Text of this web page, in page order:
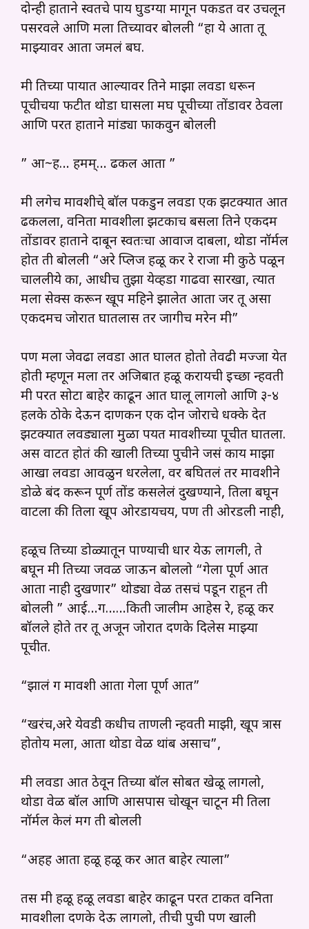
दोन्ही हाताने स्वतचे पाय घुडग्या मागून पकडत वर उचलून
पसरवले आणि मला तिच्यावर बोलली “हा ये आता तू
माझ्यावर आता जमलं बघ.
मी तिच्या पायात आल्यावर तिने माझा लवडा धरून
पूचीचया फटीत थोडा घासला मघ पूचीच्या तोंडावर ठेवला
आणि परत हाताने मांड्या फाकवुन बोलली
” आ~ह… हमम्… ढकल आता ”
मी लगेच मावशीचे् बॉल पकडुन लवडा एक झटक्यात आत
ढकलला, वनिता मावशीला झटकाच बसला तिने एकदम
तोंडावर हाताने दाबून स्वतःचा आवाज दाबला, थोडा नॉर्मल
होत ती बोलली “अरे प्लिज हळू कर रे राजा मी कुठे पळून
चाललीये का, आधीच तुझा येव्हडा गाढवा सारखा, त्यात
मला सेक्स करून खूप महिने झालेत आता जर तू असा
एकदमच जोरात घातलास तर जागीच मरेन मी”
पण मला जेवढा लवडा आत घालत होतो तेवढी मज्जा येत
होती म्हणून मला तर अजिबात हळू करायची इच्छा न्हवती
मी परत सोटा बाहेर काढून आत घालू लागलो आणि ३-४
हलके ठोके देऊन दाणकन एक दोन जोराचे धक्के देत
झटक्यात लवड्याला मुळा पर्यंत मावशीच्या पूचीत घातला.
अस वाटत होतं की खाली तिच्या पुचीने जसं काय माझा
आखा लवडा आवळुन धरलेला, वर बघितलं तर मावशीने
डोळे बंद करून पूर्ण तोंड कसलेलं दुखण्याने, तिला बघून
वाटला की तिला खूप ओरडायचय, पण ती ओरडली नाही,
हळूच तिच्या डोळ्यातून पाण्याची धार येऊ लागली, ते
बघून मी तिच्या जवळ जाऊन बोललो “गेला पूर्ण आत
आता नाही दुखणार” थोड्या वेळ तसचं पडून राहून ती
बोलली ” आई…ग……किती जालीम आहेस रे, हळू कर
बॉलले होते तर तू अजून जोरात दणके दिलेस माझ्या
पूचीत.
“झालं ग मावशी आता गेला पूर्ण आत”
“खरंच,अरे येवडी कधीच ताणली न्हवती माझी, खूप त्रास
होतोय मला, आता थोडा वेळ थांब असाच”,
मी लवडा आत ठेवून तिच्या बॉल सोबत खेळू लागलो,
थोडा वेळ बॉल आणि आसपास चोखून चाटून मी तिला
नॉर्मल केलं मग ती बोलली
“अहह आता हळू हळू कर आत बाहेर त्याला”
तस मी हळू हळू लवडा बाहेर काढून परत टाकत वनिता
मावशीला दणके देऊ लागलो, तीची पुची पण खाली